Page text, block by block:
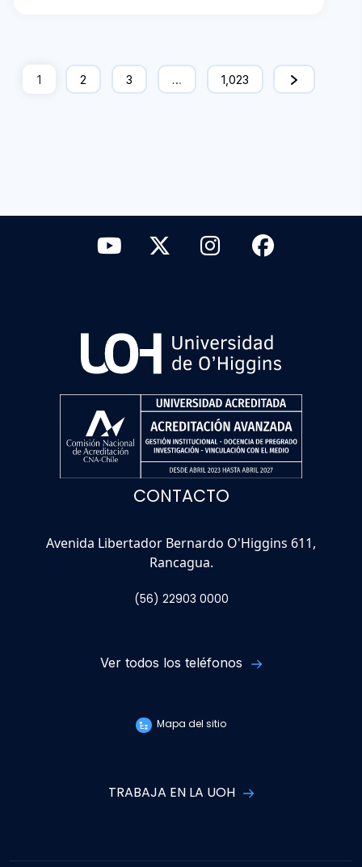
1 2 3 … 1,023
CONTACTO
Avenida Libertador Bernardo O'Higgins 611,
Rancagua.
(56) 22903 0000
Ver todos los teléfonos
Mapa del sitio
TRABAJA EN LA UOH